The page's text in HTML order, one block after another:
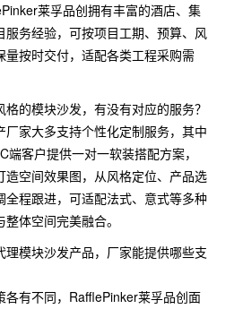
莱孚品创拥有丰富的酒店、集
服务经验，可按项目工期、预算、风
量按时交付，适配各类工程采购需
的模块沙发，有没有对应的服务？
厂家大多支持个性化定制服务，其中
客户提供一对一软装搭配方案，
造空间效果图，从风格定位、产品选
全程跟进，可适配法式、意式等多种
体空间完美融合。
模块沙发产品，厂家能提供哪些支
各有不同，RafflePinker莱孚品创面